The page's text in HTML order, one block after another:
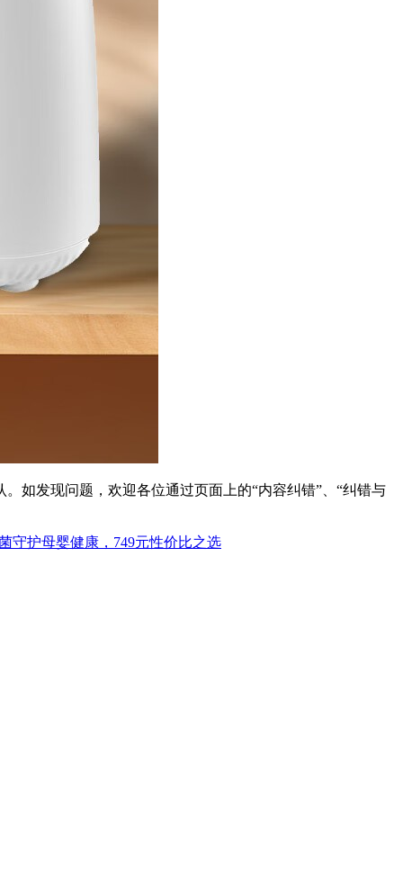
如发现问题，欢迎各位通过页面上的“内容纠错”、“纠错与
守护母婴健康，749元性价比之选